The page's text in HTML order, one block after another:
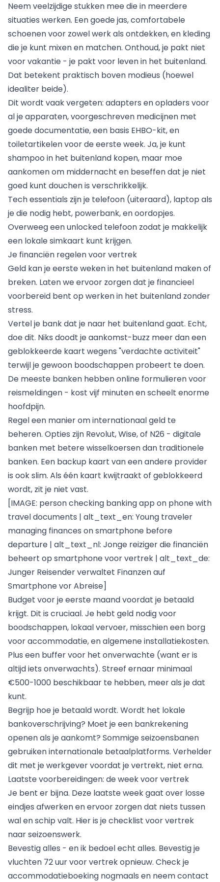
Neem veelzijdige stukken mee die in meerdere
situaties werken. Een goede jas, comfortabele
schoenen voor zowel werk als ontdekken, en kleding
die je kunt mixen en matchen. Onthoud, je pakt niet
voor vakantie - je pakt voor leven in het buitenland.
Dat betekent praktisch boven modieus (hoewel
idealiter beide).
Dit wordt vaak vergeten: adapters en opladers voor
al je apparaten, voorgeschreven medicijnen met
goede documentatie, een basis EHBO-kit, en
toiletartikelen voor de eerste week. Ja, je kunt
shampoo in het buitenland kopen, maar moe
aankomen om middernacht en beseffen dat je niet
goed kunt douchen is verschrikkelijk.
Tech essentials zijn je telefoon (uiteraard), laptop als
je die nodig hebt, powerbank, en oordopjes.
Overweeg een unlocked telefoon zodat je makkelijk
een lokale simkaart kunt krijgen.
Je financiën regelen voor vertrek
Geld kan je eerste weken in het buitenland maken of
breken. Laten we ervoor zorgen dat je financieel
voorbereid bent op werken in het buitenland zonder
stress.
Vertel je bank dat je naar het buitenland gaat. Echt,
doe dit. Niks doodt je aankomst-buzz meer dan een
geblokkeerde kaart wegens "verdachte activiteit"
terwijl je gewoon boodschappen probeert te doen.
De meeste banken hebben online formulieren voor
reismeldingen - kost vijf minuten en scheelt enorme
hoofdpijn.
Regel een manier om internationaal geld te
beheren. Opties zijn Revolut, Wise, of N26 - digitale
banken met betere wisselkoersen dan traditionele
banken. Een backup kaart van een andere provider
is ook slim. Als één kaart kwijtraakt of geblokkeerd
wordt, zit je niet vast.
[IMAGE: person checking banking app on phone with
travel documents | alt_text_en: Young traveler
managing finances on smartphone before
departure | alt_text_nl: Jonge reiziger die financiën
beheert op smartphone voor vertrek | alt_text_de:
Junger Reisender verwaltet Finanzen auf
Smartphone vor Abreise]
Budget voor je eerste maand voordat je betaald
krijgt. Dit is cruciaal. Je hebt geld nodig voor
boodschappen, lokaal vervoer, misschien een borg
voor accommodatie, en algemene installatiekosten.
Plus een buffer voor het onverwachte (want er is
altijd iets onverwachts). Streef ernaar minimaal
€500-1000 beschikbaar te hebben, meer als je dat
kunt.
Begrijp hoe je betaald wordt. Wordt het lokale
bankoverschrijving? Moet je een bankrekening
openen als je aankomt? Sommige seizoensbanen
gebruiken internationale betaalplatforms. Verhelder
dit met je werkgever voordat je vertrekt, niet erna.
Laatste voorbereidingen: de week voor vertrek
Je bent er bijna. Deze laatste week gaat over losse
eindjes afwerken en ervoor zorgen dat niets tussen
wal en schip valt. Hier is je checklist voor vertrek
naar seizoenswerk.
Bevestig alles - en ik bedoel echt alles. Bevestig je
vluchten 72 uur voor vertrek opnieuw. Check je
accommodatieboeking nogmaals en neem contact